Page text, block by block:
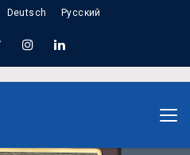
Deutsch Русский